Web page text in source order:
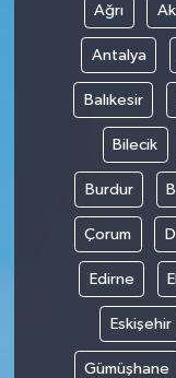
Ağrı
Antalya
Balıkesir
Bilecik
Burdur
Çorum
Edirne
Eskişehir
Gümüşhane